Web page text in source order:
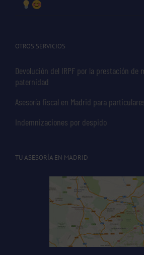
OTROS SERVICIOS
Devolución del IRPF por la prestación de
paternidad
Asesoría fiscal en Madrid para
Indemnizaciones por despido
TU ASESORÍA EN MADRID